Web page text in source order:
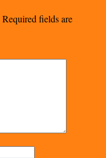
Required fields are